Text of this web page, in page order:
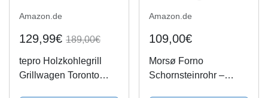
Amazon.de
129,99€ 189,00€
tepro Holzkohlegrill
Grillwagen Toronto
Amazon.de
109,00€
Morsø Forno
Schornsteinrohr –